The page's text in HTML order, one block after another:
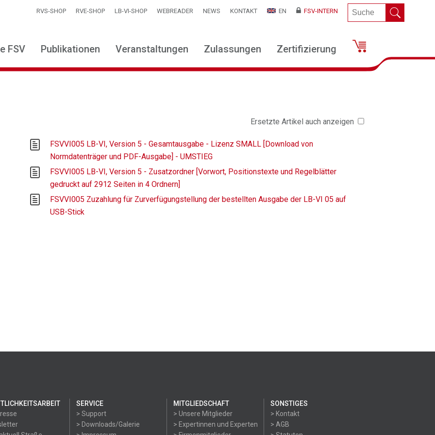
RVS-SHOP RVE-SHOP LB-VI-SHOP WEBREADER NEWS KONTAKT EN FSV-INTERN
FSV Publikationen Veranstaltungen Zulassungen Zertifizierung
Ersetzte Artikel auch anzeigen
FSVVI005 LB-VI, Version 5 - Gesamtausgabe - Lizenz SMALL [Download von
Normdatenträger und PDF-Ausgabe] - UMSTIEG
FSVVI005 LB-VI, Version 5 - Zusatzordner [Vorwort, Positionstexte und Regelblätter
gedruckt auf 2912 Seiten in 4 Ordnern]
FSVVI005 Zuzahlung für Zurverfügungstellung der bestellten Ausgabe der LB-VI 05 auf
USB-Stick
SERVICE
> Support
> Downloads/Galerie
MITGLIEDSCHAFT
> Unsere Mitglieder
> Expertinnen und Experten
SONSTIGES
> Kontakt
> AGB